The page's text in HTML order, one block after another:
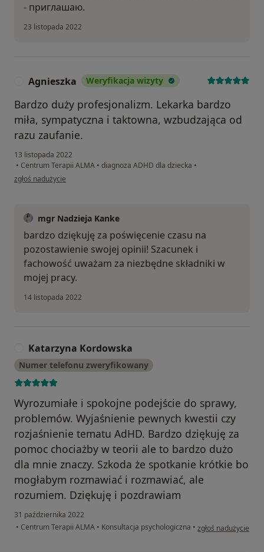
- приглашаю.
23 listopada 2022
Agnieszka Weryfikacja wizyty
Bardzo duży profesjonalizm. Lekarka bardzo
miła, sympatyczna i taktowna, wzbudzająca od
razu zaufanie.
13 listopada 2022
• Centrum Terapii ALMA • diagnoza ADHD dla dziecka •
w opinii użytkownika Agnieszka
zgłoś nadużycie
mgr Nadzieja Kanke
bardzo dziękuję za poświęcenie czasu na
pozostawienie swojej opinii! Szacunek i
fachowość uważam za niezbędne składniki w
mojej pracy.
14 listopada 2022
Katarzyna Kordowska
Numer telefonu zweryfikowany
Wyrozumiałe i spokojne podejście do sprawy,
problemów. Wyjaśnienie pewnych kwestii czy
rozjaśnienie tematu AdHD. Bardzo dziękuję za
pomoc chociażby w teorii ale to bardzo dużo
dla mnie znaczy. Szkoda że spotkanie krótkie bo
mogłabym rozmawiać i rozmawiać, ale
rozumiem. Dziękuję i pozdrawiam
31 października 2022
• Centrum Terapii ALMA • Konsultacja psychologiczna • w opinii
zgłoś nadużycie